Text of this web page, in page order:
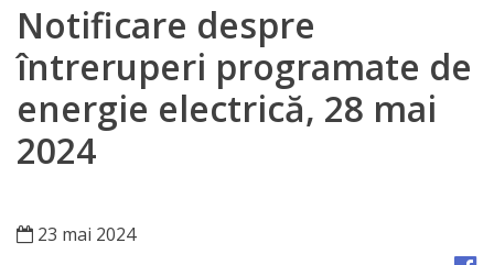
Regulamente
Orașe
înfrățite
Registrul
Notificare despre
întreruperi programate de
energie electrică, 28 mai
2024
23 mai 2024